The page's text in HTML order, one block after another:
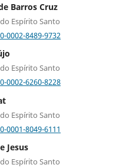
Barros Cruz
Espírito Santo
8489-9732
Espírito Santo
6260-8228
Espírito Santo
8049-6111
Jesus
Espírito Santo